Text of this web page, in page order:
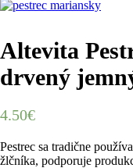
Altevita
drvený
4.50€
Pestrec sa tradične
žlčníka, podporuje